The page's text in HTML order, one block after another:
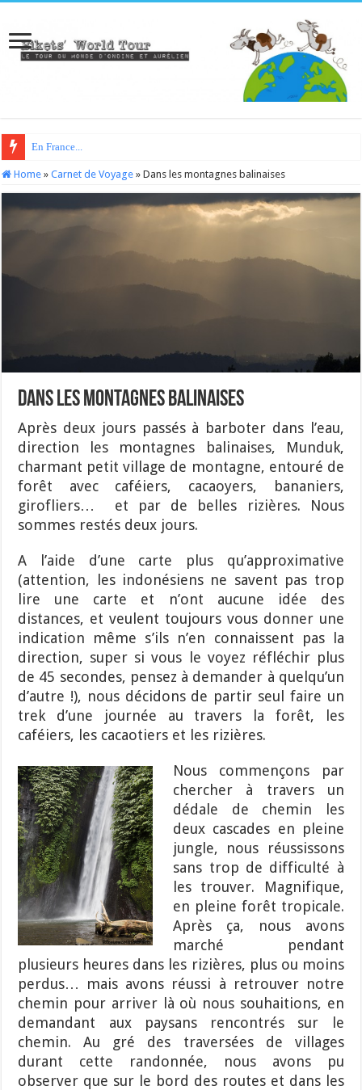
En France...
Home » Carnet de Voyage » Dans les montagnes balinaises
Dans les montagnes balinaises
Après deux jours passés à barboter dans l’eau,
direction les montagnes balinaises, Munduk,
charmant petit village de montagne, entouré de
forêt avec caféiers, cacaoyers, bananiers,
girofliers… et par de belles rizières. Nous
sommes restés deux jours.
A l’aide d’une carte plus qu’approximative
(attention, les indonésiens ne savent pas trop
lire une carte et n’ont aucune idée des
distances, et veulent toujours vous donner une
indication même s’ils n’en connaissent pas la
direction, super si vous le voyez réfléchir plus
de 45 secondes, pensez à demander à quelqu’un
d’autre !), nous décidons de partir seul faire un
trek d’une journée au travers la forêt, les
caféiers, les cacaotiers et les rizières.
Nous commençons par
chercher à travers un
dédale de chemin les
deux cascades en pleine
jungle, nous réussissons
sans trop de difficulté à
les trouver. Magnifique,
en pleine forêt tropicale.
Après ça, nous avons
marché pendant
plusieurs heures dans les rizières, plus ou moins
perdus… mais avons réussi à retrouver notre
chemin pour arriver là où nous souhaitions, en
demandant aux paysans rencontrés sur le
chemin. Au gré des traversées de villages
durant cette randonnée, nous avons pu
observer que sur le bord des routes et dans les